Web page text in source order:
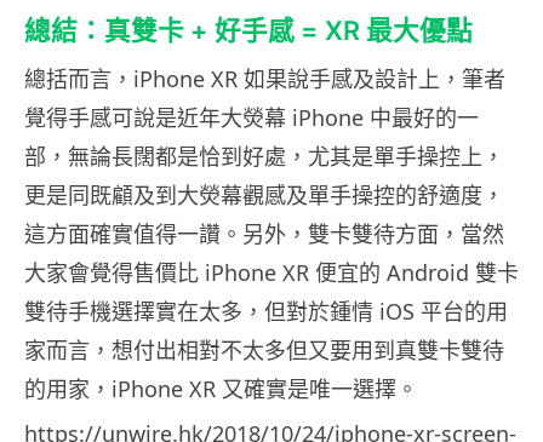
總結：真雙卡 + 好手感 = XR 最大優點
總括而言，iPhone XR 如果說手感及設計上，筆者
覺得手感可說是近年大熒幕 iPhone 中最好的一
部，無論長闊都是恰到好處，尤其是單手操控上，
更是同既顧及到大熒幕觀感及單手操控的舒適度，
這方面確實值得一讚。另外，雙卡雙待方面，當然
大家會覺得售價比 iPhone XR 便宜的 Android 雙卡
雙待手機選擇實在太多，但對於鍾情 iOS 平台的用
家而言，想付出相對不太多但又要用到真雙卡雙待
的用家，iPhone XR 又確實是唯一選擇。
https://unwire.hk/2018/10/24/iphone-xr-screen-